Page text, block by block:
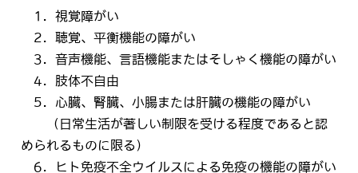
1．視覚障がい
2．聴覚、平衡機能の障がい
3．音声機能、言語機能またはそしゃく機能の障がい
4．肢体不自由
5．心臓、腎臓、小腸または肝臓の機能の障がい
（日常生活が著しい制限を受ける程度であると認
められるものに限る）
6．ヒト免疫不全ウイルスによる免疫の機能の障がい